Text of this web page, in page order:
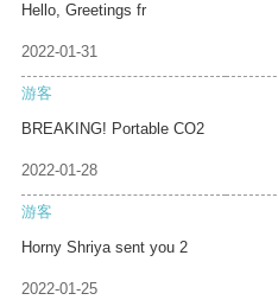
Hello, Greetings fr
2022-01-31
游客
BREAKING! Portable CO2
2022-01-28
游客
Horny Shriya sent you 2
2022-01-25